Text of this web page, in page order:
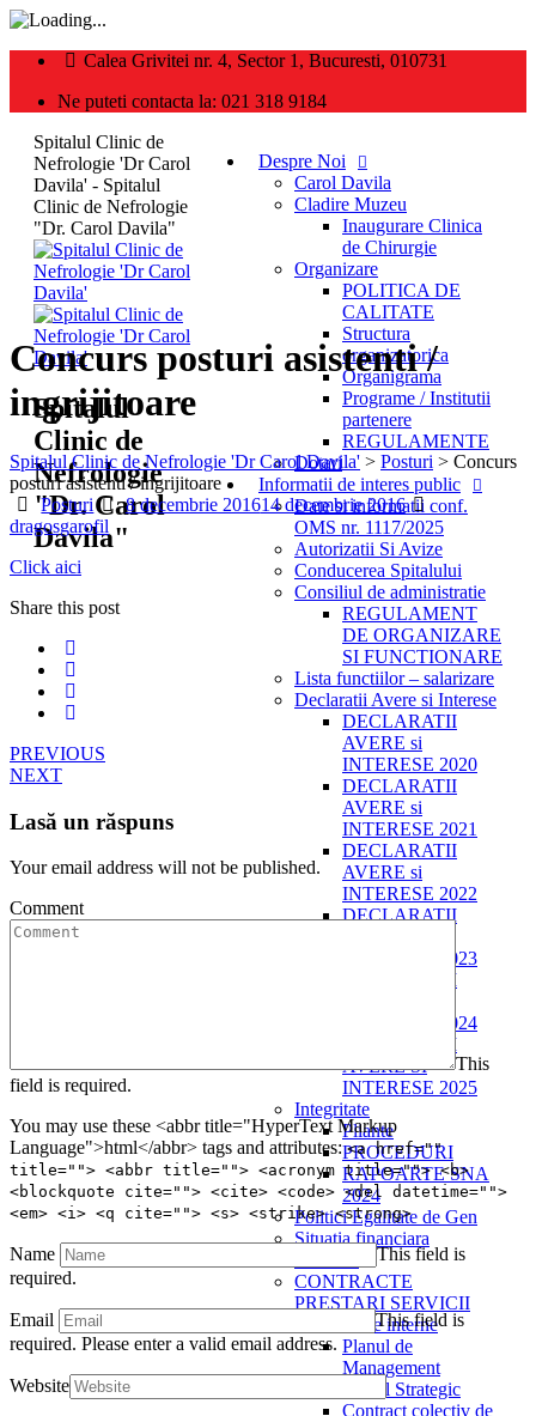
Calea Grivitei nr. 4, Sector 1, Bucuresti, 010731
Ne puteti contacta la: 021 318 9184
Spitalul Clinic de
Nefrologie 'Dr Carol
Davila' - Spitalul
Clinic de Nefrologie
"Dr. Carol Davila"
Spitalul
Clinic de
Nefrologie
"Dr. Carol
Davila"
Despre Noi
Carol Davila
Cladire Muzeu
Inaugurare Clinica
de Chirurgie
Organizare
POLITICA DE
CALITATE
Structura
organizatorica
Organigrama
Programe / Institutii
partenere
REGULAMENTE
Dotari
Informatii de interes public
Date si informatii conf.
OMS nr. 1117/2025
Autorizatii Si Avize
Conducerea Spitalului
Consiliul de administratie
REGULAMENT
DE ORGANIZARE
SI FUNCTIONARE
Lista functiilor – salarizare
Declaratii Avere si Interese
DECLARATII
AVERE si
INTERESE 2020
DECLARATII
AVERE si
INTERESE 2021
DECLARATII
AVERE si
INTERESE 2022
DECLARATII
INTERESE 2023
DECLARATII
INTERESE 2024
DECLARATII
AVERE SI
INTERESE 2025
Integritate
Pliante
PROCEDURI
RAPOARTE SNA
2024
Politici Egalitate de Gen
Situatia financiara
CONTRACTE
PRESTARI SERVICII
Documente interne
Planul de
Management
Planul Strategic
Contract colectiv de
Concurs posturi asistenti /
ingrijitoare
Spitalul Clinic de Nefrologie 'Dr Carol Davila' > Posturi > Concurs
posturi asistenti / ingrijitoare
Categories
Posturi
Posted
on
8 decembrie 201614 decembrie 2016
Author
dragosgarofil
Click aici
Share this post
PREVIOUS
NEXT
Lasă un răspuns
Your email address will not be published.
Comment
This
field is required.
You may use these <abbr title="HyperText Markup
Language">html</abbr> tags and attributes:<a href=""
title=""> <abbr title=""> <acronym title=""> <b>
<blockquote cite=""> <cite> <code> <del datetime="">
<em> <i> <q cite=""> <s> <strike> <strong>
Name
This field is
required.
Email
This field is
required. Please enter a valid email address.
Website